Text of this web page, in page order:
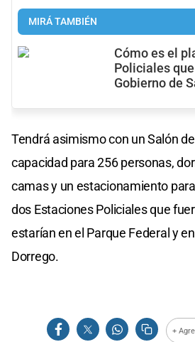
MIRÁ TAMBIÉN
Cómo es el
Policiales
Gobierno de
Tendrá asimismo con un Salón
capacidad para 256 personas,
camas y un estacionamiento
dos Estaciones Policiales que
estarían en el Parque Federal y
Dorrego.
+